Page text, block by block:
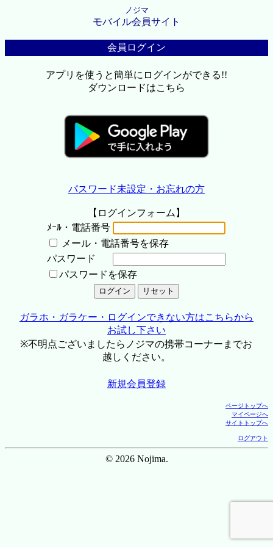
ノジマ
モバイル会員サイト
会員ログイン
アプリを使うと簡単にログインができる!!
ダウンロードはこちら
パスワード未設定・お忘れの方
【ログインフォーム】
ﾒｰﾙ・電話番号
メール・電話番号を保存
パスワード
パスワードを保存
ガラホ・ガラケー・ログインできない方はこちらから
お試し下さい
※不明点ございましたらノジマの携帯コーナーまでお
越しください。
新規会員登録
ページトップへ
マイページへ
サイトトップへ
ログアウト
© 2026 Nojima.